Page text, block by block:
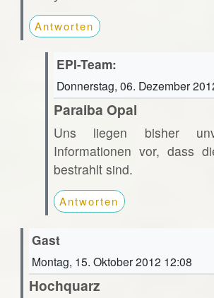
Antworten
EPI-Team:
Donnerstag, 06. Dezember
Paraiba Opal
Uns liegen bisher
Informationen vor, dass
bestrahlt sind.
Antworten
Gast
Montag, 15. Oktober 2012 12:08
Hochquarz